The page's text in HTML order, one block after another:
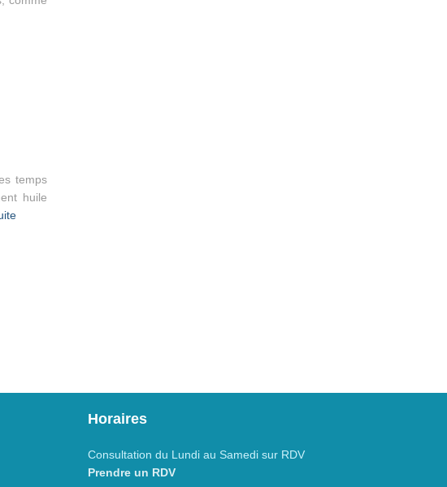
temps
huile
Horaires
Consultation du Lundi au Samedi sur RDV
Prendre un RDV